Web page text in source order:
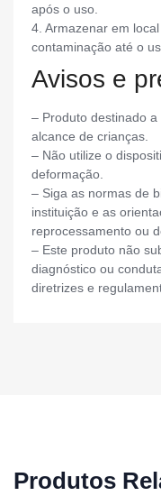
após o uso.
4. Armazenar em
contaminação até o
Avisos e
– Produto destinado
alcance de crianças.
– Não utilize o
deformação.
– Siga as normas de
instituição e as
reprocessamento ou
– Este produto não
diagnóstico ou
diretrizes e
Produtos